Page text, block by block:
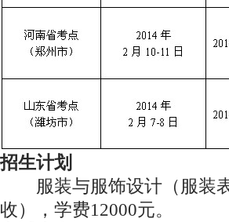
招生计划
服装与服饰设计（服装表
收），学费12000元。